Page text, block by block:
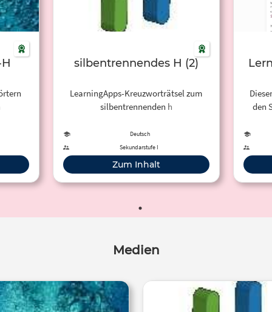
von
silbentrennendes H (2)
LearningApps-Kreuzworträtsel zum
silbentrennenden h
Deutsch
Sekundarstufe I
Zum Inhalt
den
Medien